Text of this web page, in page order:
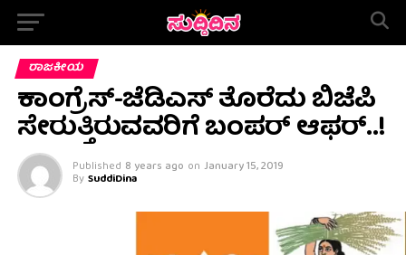
ರಾಜಕೀಯ
ಕಾಂಗ್ರೆಸ್-ಜೆಡಿಎಸ್ ತೊರೆದು ಬಿಜೆಪಿ
ಸೇರುತ್ತಿರುವವರಿಗೆ ಬಂಪರ್​​ ಆಫರ್..!
Published 8 years ago on January 15, 2019
By SuddiDina